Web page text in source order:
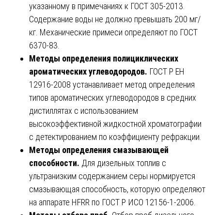
указанному в примечаниях к ГОСТ 305-2013.
Содержание воды не должно превышать 200 мг/
кг. Механические примеси определяют по ГОСТ
6370-83.
Методы определения полициклических
ароматических углеводородов. ГОСТ Р ЕН
12916-2008 устанавливает метод определения
типов ароматических углеводородов в средних
дистиллятах с использованием
высокоэффективной жидкостной хроматографии
с детектированием по коэффициенту рефракции.
Методы определения смазывающей
способности. Для дизельных топлив с
ультранизким содержанием серы нормируется
смазывающая способность, которую определяют
на аппарате HFRR по ГОСТ Р ИСО 12156-1-2006.